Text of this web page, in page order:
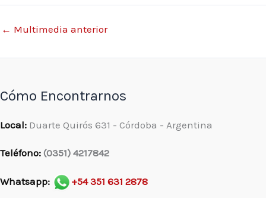
← Multimedia anterior
Cómo Encontrarnos
Local: Duarte Quirós 631 - Córdoba - Argentina
Teléfono: (0351) 4217842
Whatsapp: +54 351 631 2878